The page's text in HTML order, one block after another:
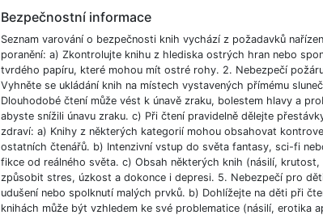
Bezpečnostní informace
Seznam varování o bezpečnosti knih vychází z požadavků
poranění: a) Zkontrolujte knihu z hlediska ostrých hran nebo
tvrdého papíru, které mohou mít ostré rohy. 2. Nebezpečí
Vyhněte se ukládání knih na místech vystavených přímému
Dlouhodobé čtení může vést k únavě zraku, bolestem hlavy a
abyste snížili únavu zraku. c) Při čtení pravidelně dělejte
zdraví: a) Knihy z některých kategorií mohou obsahovat
ostatních čtenářů. b) Intenzivní vstup do světa fantasy, sci-fi
fikce od reálného světa. c) Obsah některých knih (násilí,
způsobit stres, úzkost a dokonce i depresi. 5. Nebezpečí pro
udušení nebo spolknutí malých prvků. b) Dohlížejte na děti při
knihách může být vzhledem ke své problematice (násilí,